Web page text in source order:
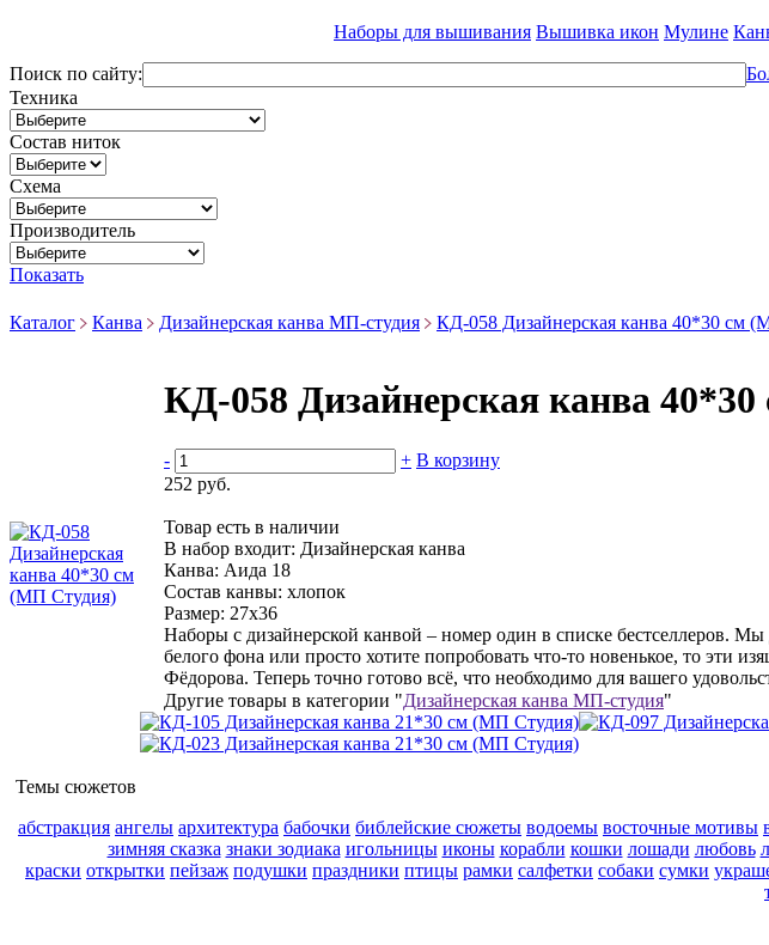
Наборы для вышивания Вышивка икон Мулине
Поиск по сайту:
Техника
Состав ниток
Схема
Производитель
Показать
Каталог Канва Дизайнерская канва МП-студия КД-058 Дизайнерская канва 40*30 см
КД-058 Дизайнерская канва
- + В корзину
252 руб.
Товар есть в наличии
В набор входит: Дизайнерская канва
Канва: Аида 18
Состав канвы: хлопок
Размер: 27х36
Наборы с дизайнерской канвой – номер один в списке бестселлеров.
белого фона или просто хотите попробовать что-то новенькое, то эти
Фёдорова. Теперь точно готово всё, что необходимо для вашего
Другие товары в категории "Дизайнерская канва МП-студия"
Темы сюжетов
абстракция ангелы архитектура бабочки библейские сюжеты водоемы восточные мотивы
зимняя сказка знаки зодиака игольницы иконы корабли кошки лошади любовь
краски открытки пейзаж подушки праздники птицы рамки салфетки собаки сумки